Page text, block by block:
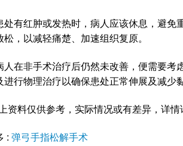
处有红肿或发热时，病人应该休息，避
松，以减轻痛楚、加速组织复原。
人在非手术治疗后仍然未改善，便需要
进行物理治疗以确保患处正常伸展及减少
资料仅供参考，实际情况或有差异，详
: 弹弓手指松解手术